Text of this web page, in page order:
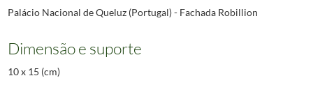
Palácio Nacional de Queluz (Portugal) - Fachada Robillion
Dimensão e suporte
10 x 15 (cm)